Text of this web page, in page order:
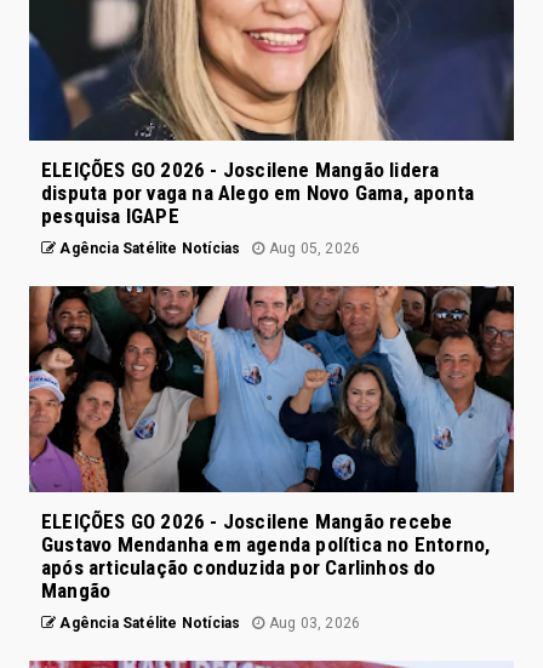
ELEIÇÕES GO 2026 - Joscilene Mangão lidera
disputa por vaga na Alego em Novo Gama, aponta
pesquisa IGAPE
Agência Satélite Notícias Aug 05, 2026
ELEIÇÕES GO 2026 - Joscilene Mangão recebe
Gustavo Mendanha em agenda política no Entorno,
após articulação conduzida por Carlinhos do
Mangão
Agência Satélite Notícias Aug 03, 2026